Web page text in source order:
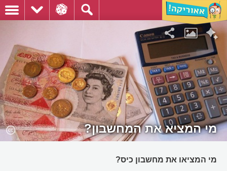
מי המציא את המחשבון?
מי המציאו את מחשבון כיס?